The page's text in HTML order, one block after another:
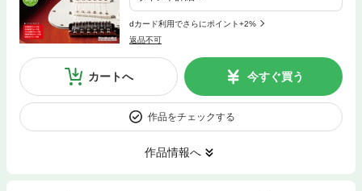
dカード利用でさらにポイント+2%
返品不可
カートへ 今すぐ買う
作品をチェックする
作品情報へ